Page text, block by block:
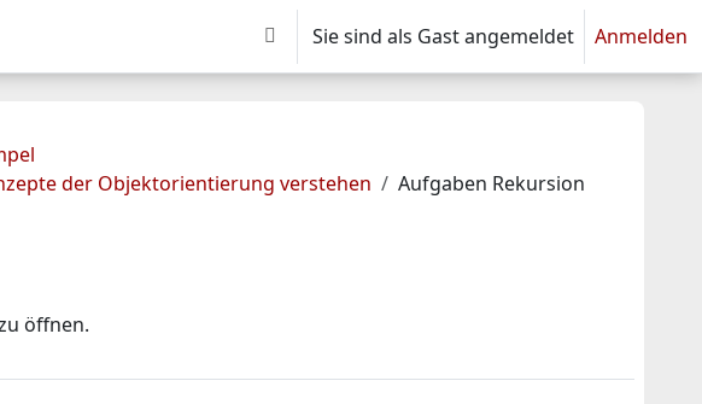
Sucheingabe umschalten
Sie sind als Gast angemeldet Anmelden
der Objektorientierung verstehen
Aufgaben Rekursion
öffnen.